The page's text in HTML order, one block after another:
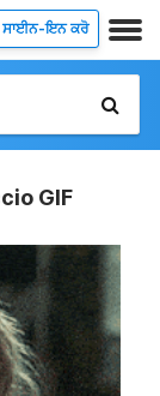
ਸਾਈਨ-ਇਨ ਕਰੋ
GIF